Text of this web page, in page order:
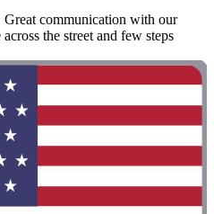
communication with our
the street and few steps